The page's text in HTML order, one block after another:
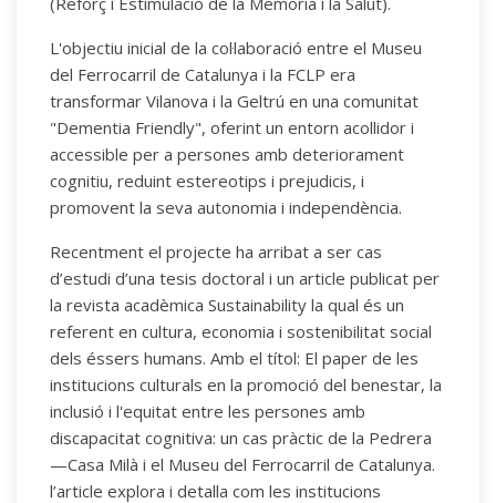
L'objectiu inicial de la col·laboració entre el Museu
del Ferrocarril de Catalunya i la FCLP era
transformar Vilanova i la Geltrú en una comunitat
"Dementia Friendly", oferint un entorn acollidor i
accessible per a persones amb deteriorament
cognitiu, reduint estereotips i prejudicis, i
promovent la seva autonomia i independència.
Recentment el projecte ha arribat a ser cas
d’estudi d’una tesis doctoral i un article publicat per
la revista acadèmica Sustainability la qual és un
referent en cultura, economia i sostenibilitat social
dels éssers humans. Amb el títol: El paper de les
institucions culturals en la promoció del benestar, la
inclusió i l'equitat entre les persones amb
discapacitat cognitiva: un cas pràctic de la Pedrera
—Casa Milà i el Museu del Ferrocarril de Catalunya.
l’article explora i detalla com les institucions